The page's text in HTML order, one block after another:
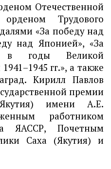
Отечественной
Трудового
«За победу над
над Японией», «За
в годы Великой
гг.», а также
Кирилл Павлов
премии
имени А.Е.
работником
ЯАССР, Почетным
Саха (Якутия) и